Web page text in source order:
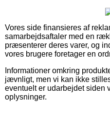
Vores side finansieres af
samarbejdsaftaler med en
præsenterer deres varer, og
vores brugere foretager en
Informationer omkring
jævnligt, men vi kan ikke
eventuelt er udarbejdet siden
oplysninger.